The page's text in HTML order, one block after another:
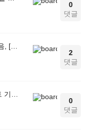
0
댓글
2
댓글
0
댓글